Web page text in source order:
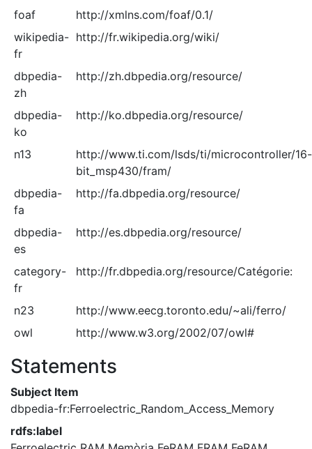
foaf
http://xmlns.com/foaf/0.1/
wikipedia-
fr
http://fr.wikipedia.org/wiki/
dbpedia-
zh
http://zh.dbpedia.org/resource/
dbpedia-
ko
http://ko.dbpedia.org/resource/
n13
http://www.ti.com/lsds/ti/microcontroller/16-
bit_msp430/fram/
dbpedia-
fa
http://fa.dbpedia.org/resource/
dbpedia-
es
http://es.dbpedia.org/resource/
category-
fr
http://fr.dbpedia.org/resource/Catégorie:
n23
http://www.eecg.toronto.edu/~ali/ferro/
owl
http://www.w3.org/2002/07/owl#
Statements
Subject Item
dbpedia-fr:Ferroelectric_Random_Access_Memory
rdfs:label